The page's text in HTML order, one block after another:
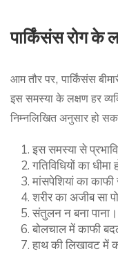
पार्किंसंस रोग के
आम तौर पर, पार्किंसंस
इस समस्या के लक्षण हर
निम्नलिखित अनुसार हो
इस समस्या से
गतिविधियों का धीमा
मांसपेशियां का काफी
शरीर का अजीब सा
संतुलन न बना पाना।
बोलचाल में काफी
हाथ की लिखावट में